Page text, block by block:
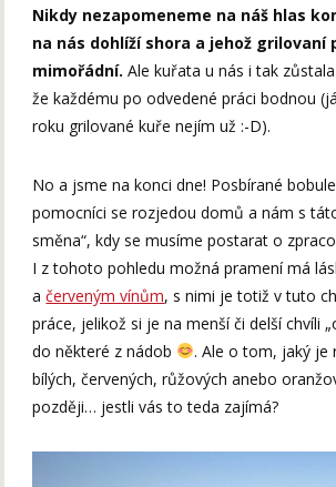
Nikdy nezapomeneme na náš hlas
na nás dohlíží shora a jehož grilovaní
mimořádní.Ale kuřata u nás i tak
že každému po odvedené práci bodnou
roku grilované kuře nejím už :-D).
No a jsme na konci dne! Posbírané
pomocníci se rozjedou domů a nám s
směna“, kdy se musíme postarat o
I z tohoto pohledu možná pramení má
ačerveným vínům, s nimi je totiž v tuto
práce, jelikož si je na menší či delší chvíli
do některé z nádob
. Ale o tom, jaký je
bílých, červených, růžových anebo
později… jestli vás to teda zajímá?